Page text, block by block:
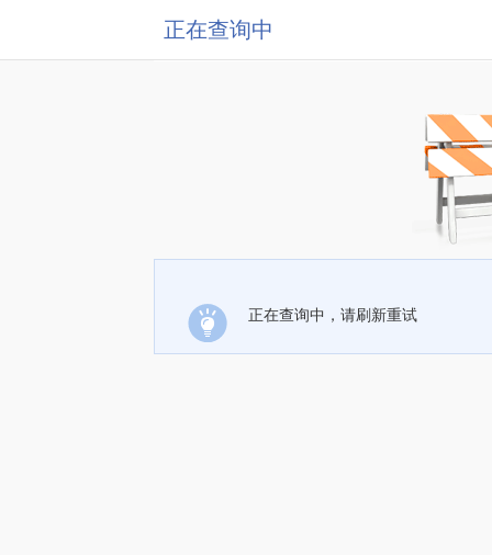
正在查询中
正在查询中，请刷新重试